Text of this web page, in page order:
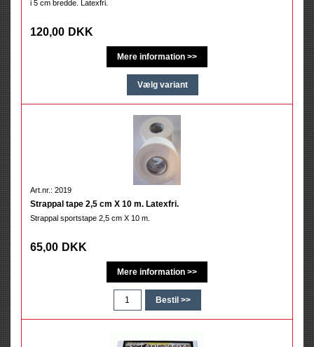
i 5 cm bredde. Latexfri.
120,00 DKK
Art.nr.: 2019
Strappal tape 2,5 cm X 10 m. Latexfri.
Strappal sportstape 2,5 cm X 10 m.
65,00 DKK